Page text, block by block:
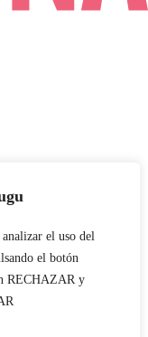
el uso del
el botón
RECHAZAR y